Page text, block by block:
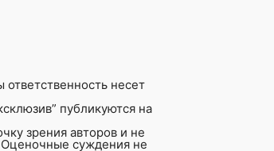
несет
публикуются на
зрения авторов и не
Оценочные суждения не